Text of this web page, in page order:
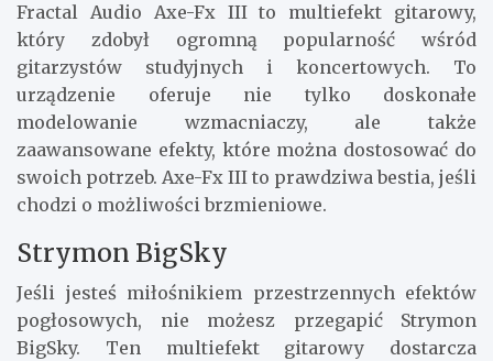
Fractal Audio Axe-Fx III to multiefekt gitarowy,
który zdobył ogromną popularność wśród
gitarzystów studyjnych i koncertowych. To
urządzenie oferuje nie tylko doskonałe
modelowanie wzmacniaczy, ale także
zaawansowane efekty, które można dostosować do
swoich potrzeb. Axe-Fx III to prawdziwa bestia, jeśli
chodzi o możliwości brzmieniowe.
Strymon BigSky
Jeśli jesteś miłośnikiem przestrzennych efektów
pogłosowych, nie możesz przegapić Strymon
BigSky. Ten multiefekt gitarowy dostarcza